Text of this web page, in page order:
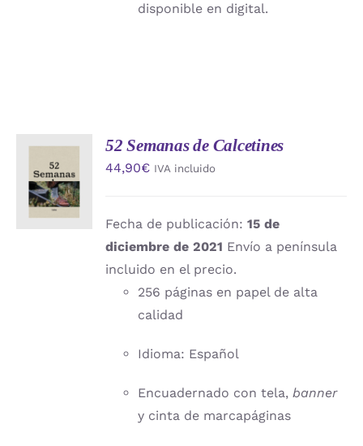
disponible en digital.
AL
CARRITO
/
DETALLES
52 Semanas de Calcetines
44,90€ IVA incluido
Fecha de publicación:15 de
diciembre de 2021 Envío a península
incluido en el precio.
256 páginas en papel de alta
calidad
Idioma: Español
Encuadernado con tela,banner
y cinta de marcapáginas